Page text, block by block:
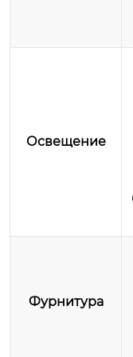
Освещение
Фурнитура